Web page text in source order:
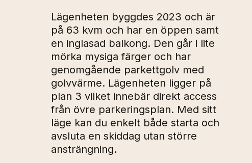
Lägenheten byggdes 2023 och är
på 63 kvm och har en öppen samt
en inglasad balkong. Den går i lite
mörka mysiga färger och har
genomgående parkettgolv med
golvvärme. Lägenheten ligger på
plan 3 vilket innebär direkt access
från övre parkeringsplan. Med sitt
läge kan du enkelt både starta och
avsluta en skiddag utan större
ansträngning.